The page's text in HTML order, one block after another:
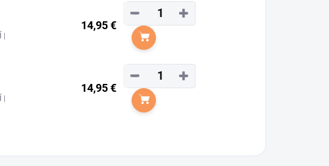
14,95 €
+
−
Do košíka
14,95 €
+
−
Do košíka